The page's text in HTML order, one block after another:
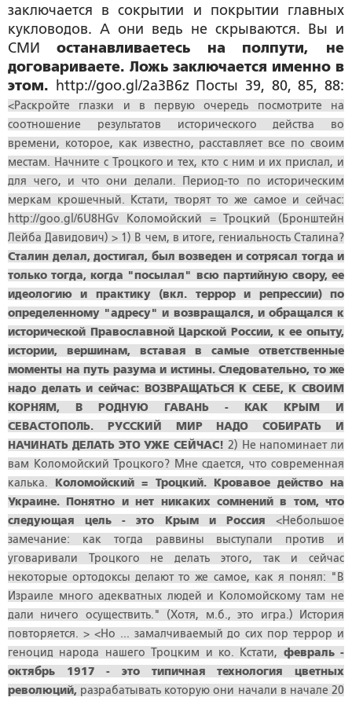
заключается в сокрытии и покрытии главных
кукловодов. А они ведь не скрываются. Вы и
СМИ останавливаетесь на полпути, не
договариваете. Ложь заключается именно в
этом. http://goo.gl/2a3B6z Посты 39, 80, 85, 88:
<Раскройте глазки и в первую очередь посмотрите на
соотношение результатов исторического действа во
времени, которое, как известно, расставляет все по своим
местам. Начните с Троцкого и тех, кто с ним и их прислал, и
для чего, и что они делали. Период-то по историческим
меркам крошечный. Кстати, творят то же самое и сейчас:
http://goo.gl/6U8HGv Коломойский = Троцкий (Бронштейн
Лейба Давидович) > 1) В чем, в итоге, гениальность Сталина?
Сталин делал, достигал, был возведен и сотрясал тогда и
только тогда, когда "посылал" всю партийную свору, ее
идеологию и практику (вкл. террор и репрессии) по
определенному "адресу" и возвращался, и обращался к
исторической Православной Царской России, к ее опыту,
истории, вершинам, вставая в самые ответственные
моменты на путь разума и истины. Следовательно, то же
надо делать и сейчас: ВОЗВРАЩАТЬСЯ К СЕБЕ, К СВОИМ
КОРНЯМ, В РОДНУЮ ГАВАНЬ - КАК КРЫМ И
СЕВАСТОПОЛЬ. РУССКИЙ МИР НАДО СОБИРАТЬ И
НАЧИНАТЬ ДЕЛАТЬ ЭТО УЖЕ СЕЙЧАС! 2) Не напоминает ли
вам Коломойский Троцкого? Мне сдается, что современная
калька. Коломойский = Троцкий. Кровавое действо на
Украине. Понятно и нет никаких сомнений в том, что
следующая цель - это Крым и Россия <Небольшое
замечание: как тогда раввины выступали против и
уговаривали Троцкого не делать этого, так и сейчас
некоторые ортодоксы делают то же самое, как я понял: "В
Израиле много адекватных людей и Коломойскому там не
дали ничего осуществить." (Хотя, м.б., это игра.) История
повторяется. > <Но ... замалчиваемый до сих пор террор и
геноцид народа нашего Троцким и ко. Кстати, февраль -
октябрь 1917 - это типичная технология цветных
революций, разрабатывать которую они начали в начале 20